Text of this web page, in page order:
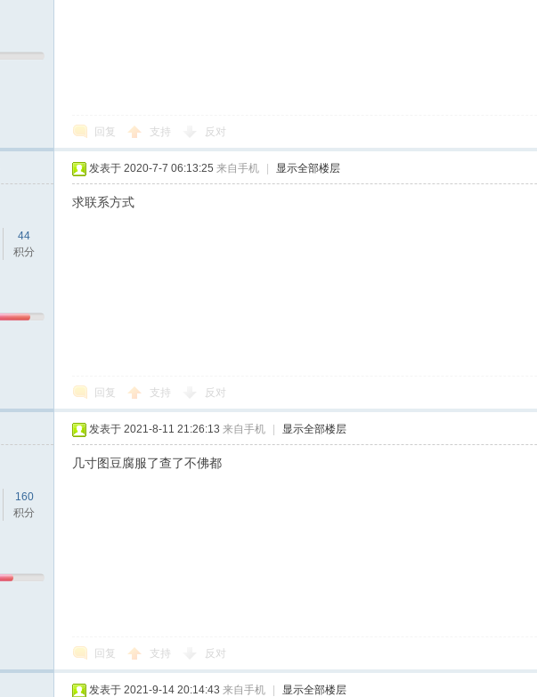
回复 支持 反对
44
积分
发表于 2020-7-7 06:13:25 来自手机 显示全部楼层
求联系方式
回复 支持 反对
160
积分
发表于 2021-8-11 21:26:13 来自手机 显示全部楼层
几寸图豆腐服了查了不佛都
回复 支持 反对
发表于 2021-9-14 20:14:43 来自手机 显示全部楼层